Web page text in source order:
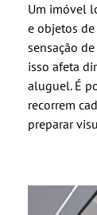
Um imóvel
e objetos
sensação
isso afeta
aluguel. É
recorrem
preparar